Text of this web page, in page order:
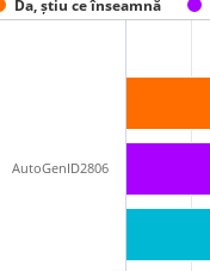
Da, știu ce înseamnă
AutoGenID2806